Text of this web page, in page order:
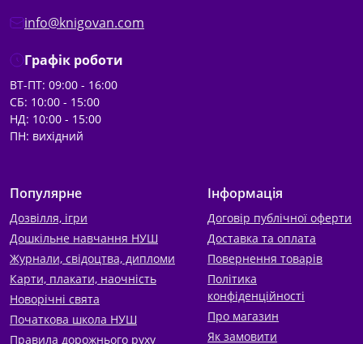
info@knigovan.com
Графік роботи
ВТ-ПТ: 09:00 - 16:00
СБ: 10:00 - 15:00
НД: 10:00 - 15:00
ПН: вихідний
Популярне
Дозвілля, ігри
Дошкільне навчання НУШ
Журнали, свідоцтва, дипломи
Карти, плакати, наочність
Новорічні свята
Початкова школа НУШ
Правила дорожнього руху
Інформація
Договір публічної оферти
Доставка та оплата
Повернення товарів
Політика
конфіденційності
Про магазин
Як замовити